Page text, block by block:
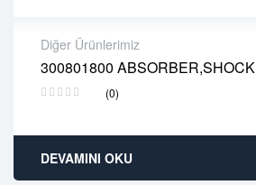
Diğer Ürünlerimiz
300801800 ABSORBER,SHOCK
(0)
2 years warranty
Delivery time: 1-2 business days
DEVAMINI OKU